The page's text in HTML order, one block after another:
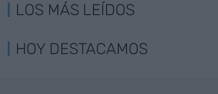
LOS MÁS LEÍDOS
HOY DESTACAMOS